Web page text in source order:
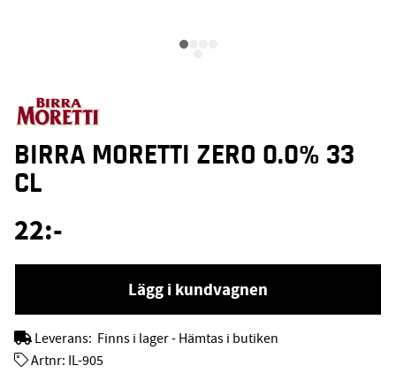
BIRRA MORETTI ZERO 0.0% 33
CL
22:-
Lägg i kundvagnen
Leverans: Finns i lager - Hämtas i butiken
Artnr: IL-905